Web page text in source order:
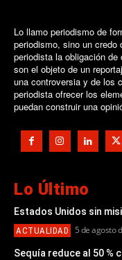
Lo llamo periodismo de
periodismo, sino un credo
periodista la obligación
son el objeto de un
una controversia y de los
periodista ofrecer los
puedan construir una
Lo Último
Estados Unidos sin
ACTUALIDAD 5 de agosto
Sequía reduce al 50 %